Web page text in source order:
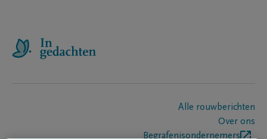
Alle rouwberichten
Over ons
Begrafenisondernemers